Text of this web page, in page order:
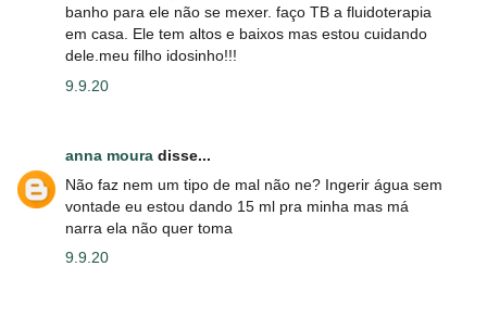
banho para ele não se mexer. faço TB a fluidoterapia
em casa. Ele tem altos e baixos mas estou cuidando
dele.meu filho idosinho!!!
9.9.20
anna moura disse...
Não faz nem um tipo de mal não ne? Ingerir água sem
vontade eu estou dando 15 ml pra minha mas má
narra ela não quer toma
9.9.20